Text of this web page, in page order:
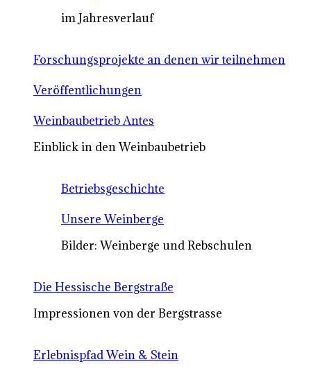
im Jahresverlauf
Forschungsprojekte an denen wir teilnehmen
Veröffentlichungen
Weinbaubetrieb Antes
Einblick in den Weinbaubetrieb
Betriebsgeschichte
Unsere Weinberge
Bilder: Weinberge und Rebschulen
Die Hessische Bergstraße
Impressionen von der Bergstrasse
Erlebnispfad Wein & Stein